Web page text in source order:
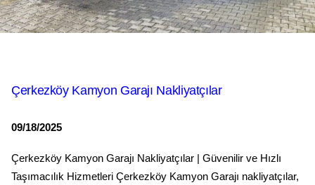
Çerkezköy Kamyon Garajı Nakliyatçılar
09/18/2025
Çerkezköy Kamyon Garajı Nakliyatçılar | Güvenilir ve Hızlı
Taşımacılık Hizmetleri Çerkezköy Kamyon Garajı nakliyatçılar,